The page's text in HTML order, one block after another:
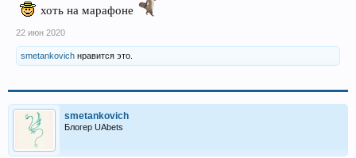
хоть на марафоне
22 июн 2020
smetankovich нравится это.
smetankovich
Блогер UAbets